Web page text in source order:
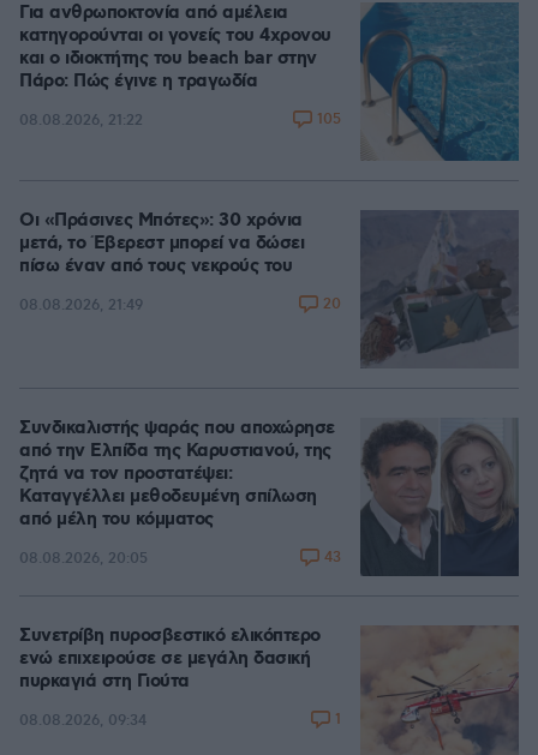
Για ανθρωποκτονία από αμέλεια
κατηγορούνται οι γονείς του 4χρονου
και ο ιδιοκτήτης του beach bar στην
Πάρο: Πώς έγινε η τραγωδία
08.08.2026, 21:22 105
Οι «Πράσινες Μπότες»: 30 χρόνια
μετά, το Έβερεστ μπορεί να δώσει
πίσω έναν από τους νεκρούς του
08.08.2026, 21:49 20
Συνδικαλιστής ψαράς που αποχώρησε
από την Ελπίδα της Καρυστιανού, της
ζητά να τον προστατέψει:
Καταγγέλλει μεθοδευμένη σπίλωση
από μέλη του κόμματος
08.08.2026, 20:05 43
Συνετρίβη πυροσβεστικό ελικόπτερο
ενώ επιχειρούσε σε μεγάλη δασική
πυρκαγιά στη Γιούτα
08.08.2026, 09:34 1